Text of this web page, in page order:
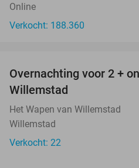
Online
Verkocht: 188.360
Overnachting voor 2 +
Willemstad
Het Wapen van Willemstad
Willemstad
Verkocht: 22